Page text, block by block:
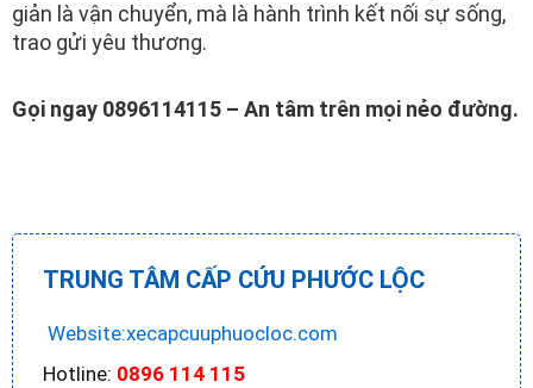
giản là vận chuyển, mà là hành trình kết nối sự sống,
trao gửi yêu thương.
Gọi ngay 0896114115 – An tâm trên mọi nẻo đường.
TRUNG TÂM CẤP CỨU PHƯỚC LỘC
Website:xecapcuuphuocloc.com
Hotline: 0896 114 115